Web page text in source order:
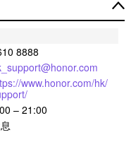
8888
www.honor.com/hk/
– 21:00